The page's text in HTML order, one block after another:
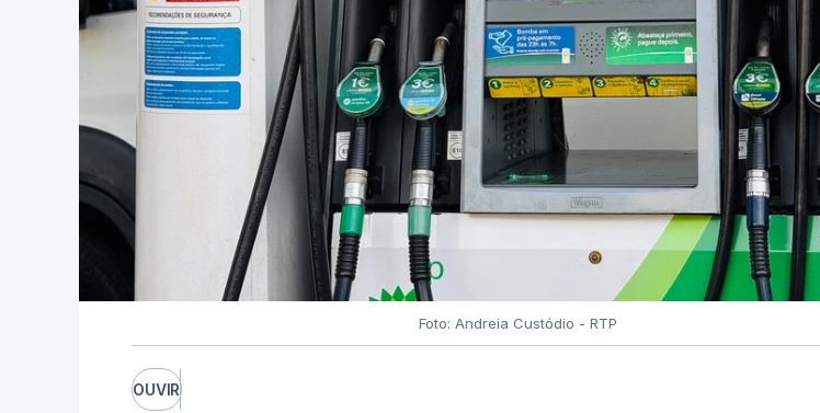
Foto: Andreia Custódio - RTP
OUVIR